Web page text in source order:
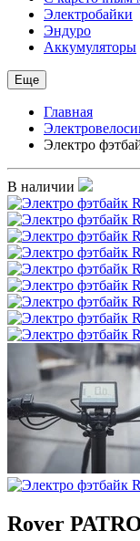
Электробайки
Эндуро
Аккумуляторы
Еще
Главная
Электро
В наличии
Rover